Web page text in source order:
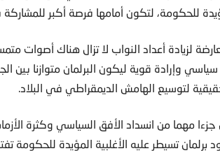
للحكومة، لتكون أمامها فرصة أكبر
لزيادة أعداد النواب لا تزال هناك أصوات
سياسي وإرادة قوية ليكون البرلمان متوازنا بين
لتوسيع الهامش الديمقراطي في البلاد.
مهما من انسداد الأفق السياسي وكثرة
برلمان تسيطر عليه الأغلبية المؤيدة للحكومة